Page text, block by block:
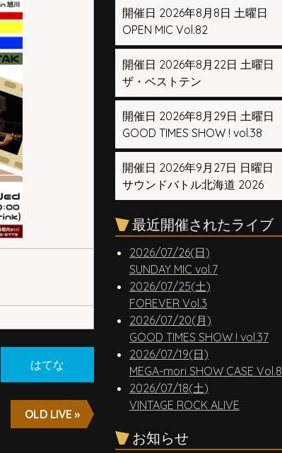
はてな
OLD LIVE »
開催日 2026年8月8日 土曜日
OPEN MIC Vol.82
開催日 2026年8月22日 土曜日
ザ・ベストテン
開催日 2026年8月29日 土曜日
GOOD TIMES SHOW ! vol.38
開催日 2026年9月27日 日曜日
サウンドバトル北海道 2026
最近開催されたライブ
2026/07/26(日)
SUNDAY MIC vol.7
2026/07/25(土)
FOREVER Vol.3
2026/07/20(月)
GOOD TIMES SHOW ! vol.37
2026/07/19(日)
MEGA-mori SHOW CASE Vol.8
2026/07/18(土)
VINTAGE ROCK ALIVE
お知らせ